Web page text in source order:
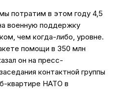
потратим в этом году 4,5
военную поддержку
чем когда-либо, уровне.
помощи в 350 млн
он на пресс-
контактной группы
квартире НАТО в